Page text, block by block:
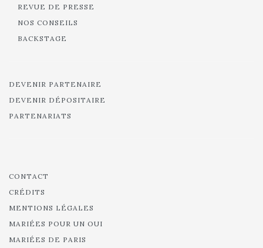
REVUE DE PRESSE
NOS CONSEILS
BACKSTAGE
DEVENIR PARTENAIRE
DEVENIR DÉPOSITAIRE
PARTENARIATS
CONTACT
CRÉDITS
MENTIONS LÉGALES
MARIÉES POUR UN OUI
MARIÉES DE PARIS